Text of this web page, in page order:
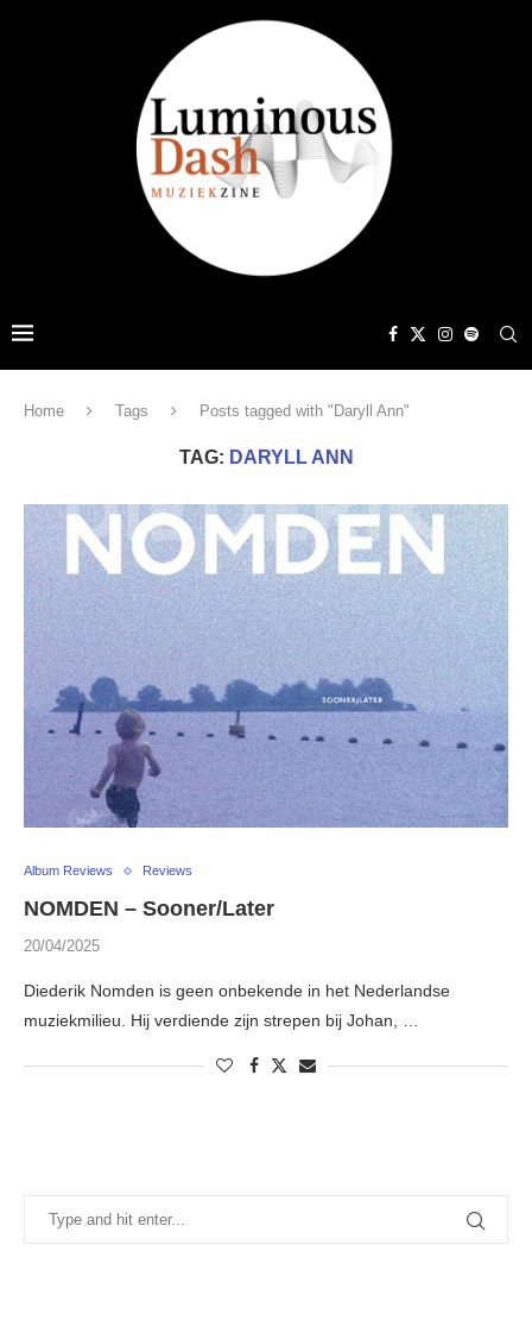
Home Tags Posts tagged with "Daryll Ann"
TAG: DARYLL ANN
Album Reviews Reviews
NOMDEN – Sooner/Later
20/04/2025
Diederik Nomden is geen onbekende in het Nederlandse
muziekmilieu. Hij verdiende zijn strepen bij Johan, …